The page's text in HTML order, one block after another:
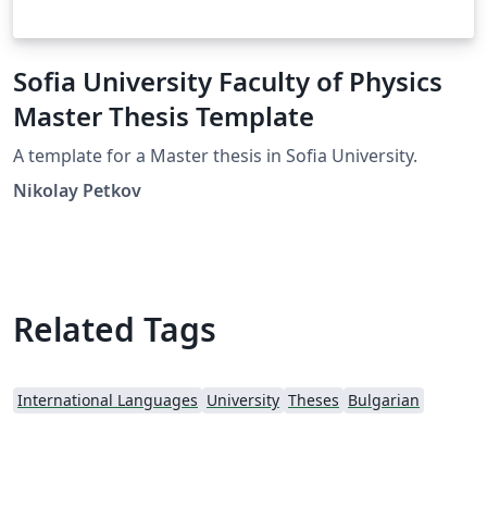
Sofia University Faculty of Physics
Master Thesis Template
A template for a Master thesis in Sofia University.
Nikolay Petkov
Related Tags
International Languages University Theses Bulgarian